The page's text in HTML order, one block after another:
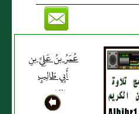
عُمَرُ بنُ عَلِيِّ بنِ
أَبِي طَالِبٍ
الهَاشِمِيُّ